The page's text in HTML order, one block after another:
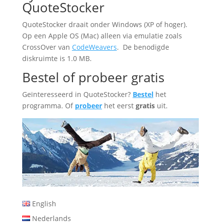
QuoteStocker
QuoteStocker draait onder Windows (XP of hoger).
Op een Apple OS (Mac) alleen via emulatie zoals
CrossOver van CodeWeavers. De benodigde
diskruimte is 1.0 MB.
Bestel of probeer gratis
Geïnteresseerd in QuoteStocker? Bestelhet
programma. Of probeerhet eerst gratisuit.
English
Nederlands